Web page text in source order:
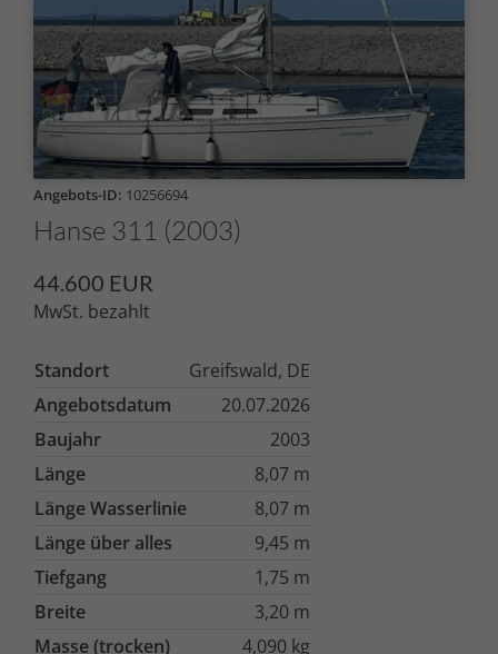
Angebots-ID: 10256694
Hanse 311 (2003)
44.600 EUR
MwSt. bezahlt
Standort
Greifswald, DE
Angebotsdatum
20.07.2026
Baujahr
2003
Länge
8,07 m
Länge Wasserlinie
8,07 m
Länge über alles
9,45 m
Tiefgang
1,75 m
Breite
3,20 m
Masse (trocken)
4,090 kg